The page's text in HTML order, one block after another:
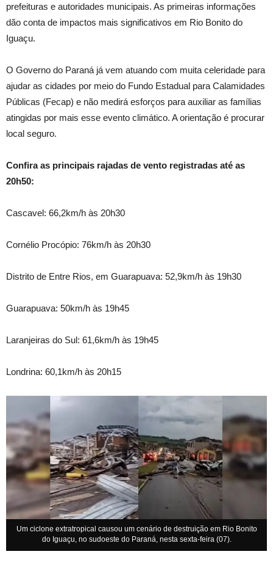
prefeituras e autoridades municipais. As primeiras informações
dão conta de impactos mais significativos em Rio Bonito do
Iguaçu.
O Governo do Paraná já vem atuando com muita celeridade para
ajudar as cidades por meio do Fundo Estadual para Calamidades
Públicas (Fecap) e não medirá esforços para auxiliar as famílias
atingidas por mais esse evento climático. A orientação é procurar
local seguro.
Confira as principais rajadas de vento registradas até as
20h50:
Cascavel: 66,2km/h às 20h30
Cornélio Procópio: 76km/h às 20h30
Distrito de Entre Rios, em Guarapuava: 52,9km/h às 19h30
Guarapuava: 50km/h às 19h45
Laranjeiras do Sul: 61,6km/h às 19h45
Londrina: 60,1km/h às 20h15
Um ciclone extratropical causou um cenário de destruição em Rio Bonito
do Iguaçu, no sudoeste do Paraná, nesta sexta-feira (07).